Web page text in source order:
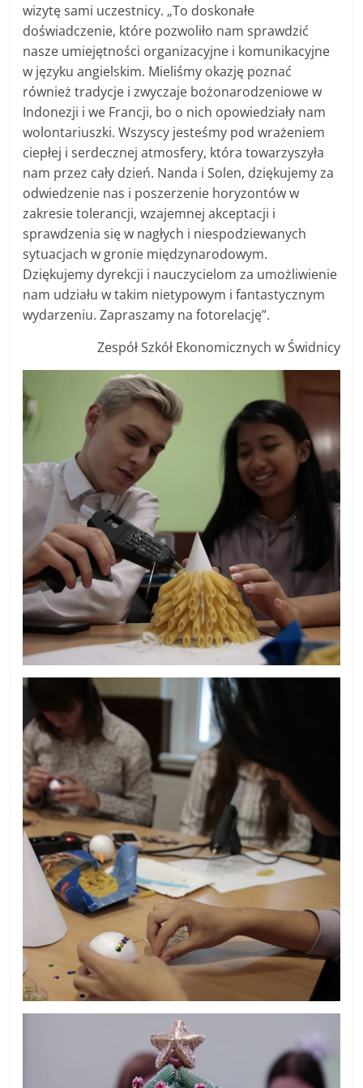
wizytę sami uczestnicy. „To doskonałe
doświadczenie, które pozwoliło nam sprawdzić
nasze umiejętności organizacyjne i komunikacyjne
w języku angielskim. Mieliśmy okazję poznać
również tradycje i zwyczaje bożonarodzeniowe w
Indonezji i we Francji, bo o nich opowiedziały nam
wolontariuszki. Wszyscy jesteśmy pod wrażeniem
ciepłej i serdecznej atmosfery, która towarzyszyła
nam przez cały dzień. Nanda i Solen, dziękujemy za
odwiedzenie nas i poszerzenie horyzontów w
zakresie tolerancji, wzajemnej akceptacji i
sprawdzenia się w nagłych i niespodziewanych
sytuacjach w gronie międzynarodowym.
Dziękujemy dyrekcji i nauczycielom za umożliwienie
nam udziału w takim nietypowym i fantastycznym
wydarzeniu. Zapraszamy na fotorelację”.
Zespół Szkół Ekonomicznych w Świdnicy